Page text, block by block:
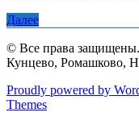
Далее
© Все права
Кунцево, Ромашково,
Proudly powered by
Themes